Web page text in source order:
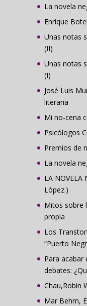
La novela
Enrique
Unas notas
(II)
Unas notas
(I)
José Luis
literaria
Mi no-cena
Psicólogos
Premios de
La novela
LA NOVELA
López.)
Mitos sobre
propia
Los
“Puerto
Para acabar
debates:
Chau,Robin
Mar Behm,